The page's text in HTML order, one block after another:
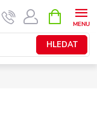
HLEDAT
NÁKUPNÍ
KOŠÍK